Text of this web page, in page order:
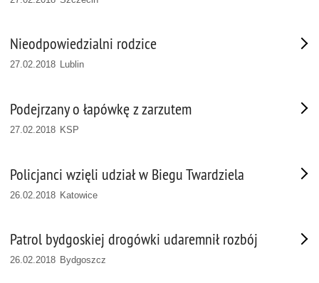
Nieodpowiedzialni rodzice
27.02.2018 Lublin
Podejrzany o łapówkę z zarzutem
27.02.2018 KSP
Policjanci wzięli udział w Biegu Twardziela
26.02.2018 Katowice
Patrol bydgoskiej drogówki udaremnił rozbój
26.02.2018 Bydgoszcz